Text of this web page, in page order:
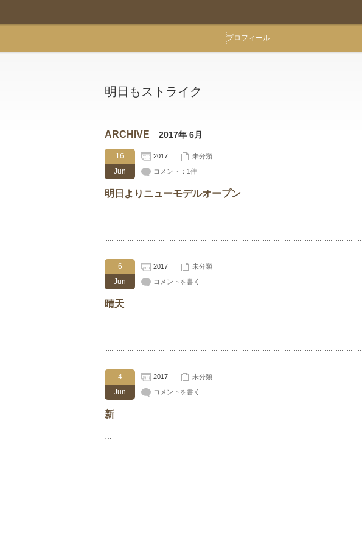
プロフィール
明日もストライク
ARCHIVE 2017年 6月
16
Jun
2017 未分類
コメント：1件
明日よりニューモデルオープン
…
6
Jun
2017 未分類
コメントを書く
晴天
…
4
Jun
2017 未分類
コメントを書く
新
…